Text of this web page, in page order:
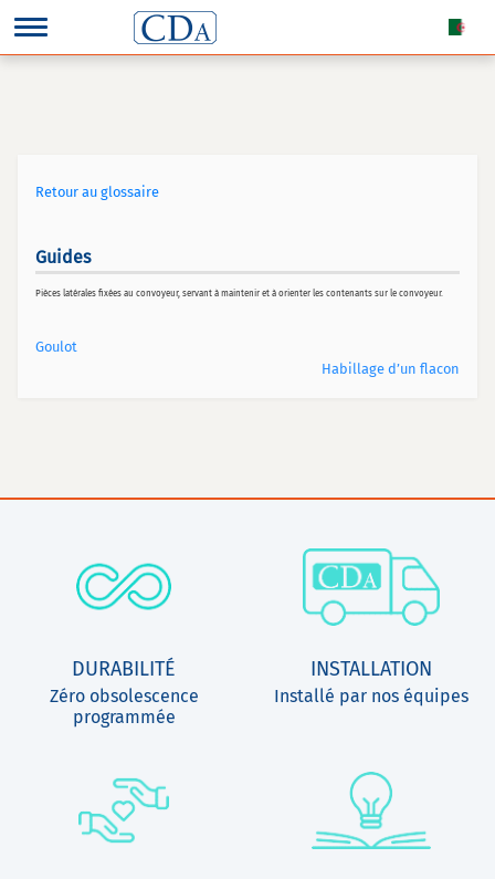
Retour au glossaire
Guides
Pièces latérales fixées au convoyeur, servant à maintenir et à orienter les contenants sur le convoyeur.
Goulot
Habillage d’un flacon
DURABILITÉ
Zéro obsolescence
programmée
INSTALLATION
Installé par nos équipes